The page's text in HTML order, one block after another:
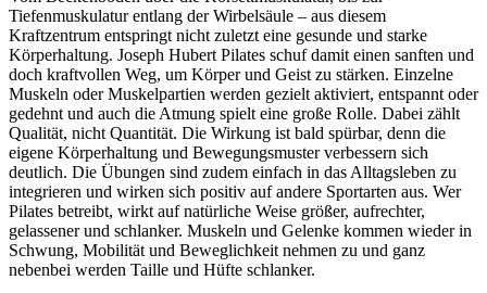
Tiefenmuskulatur entlang der Wirbelsäule – aus diesem
Kraftzentrum entspringt nicht zuletzt eine gesunde und starke
Körperhaltung. Joseph Hubert Pilates schuf damit einen sanften und
doch kraftvollen Weg, um Körper und Geist zu stärken. Einzelne
Muskeln oder Muskelpartien werden gezielt aktiviert, entspannt oder
gedehnt und auch die Atmung spielt eine große Rolle. Dabei zählt
Qualität, nicht Quantität. Die Wirkung ist bald spürbar, denn die
eigene Körperhaltung und Bewegungsmuster verbessern sich
deutlich. Die Übungen sind zudem einfach in das Alltagsleben zu
integrieren und wirken sich positiv auf andere Sportarten aus. Wer
Pilates betreibt, wirkt auf natürliche Weise größer, aufrechter,
gelassener und schlanker. Muskeln und Gelenke kommen wieder in
Schwung, Mobilität und Beweglichkeit nehmen zu und ganz
nebenbei werden Taille und Hüfte schlanker.